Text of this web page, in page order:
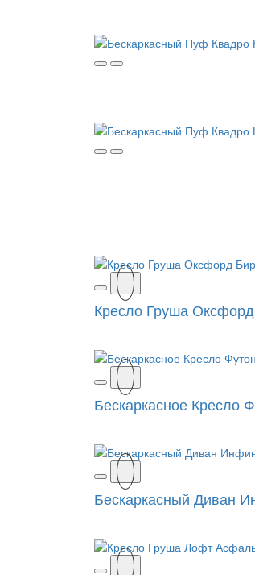
Кресло Груша
Бескаркасное Кресло
Бескаркасный Диван